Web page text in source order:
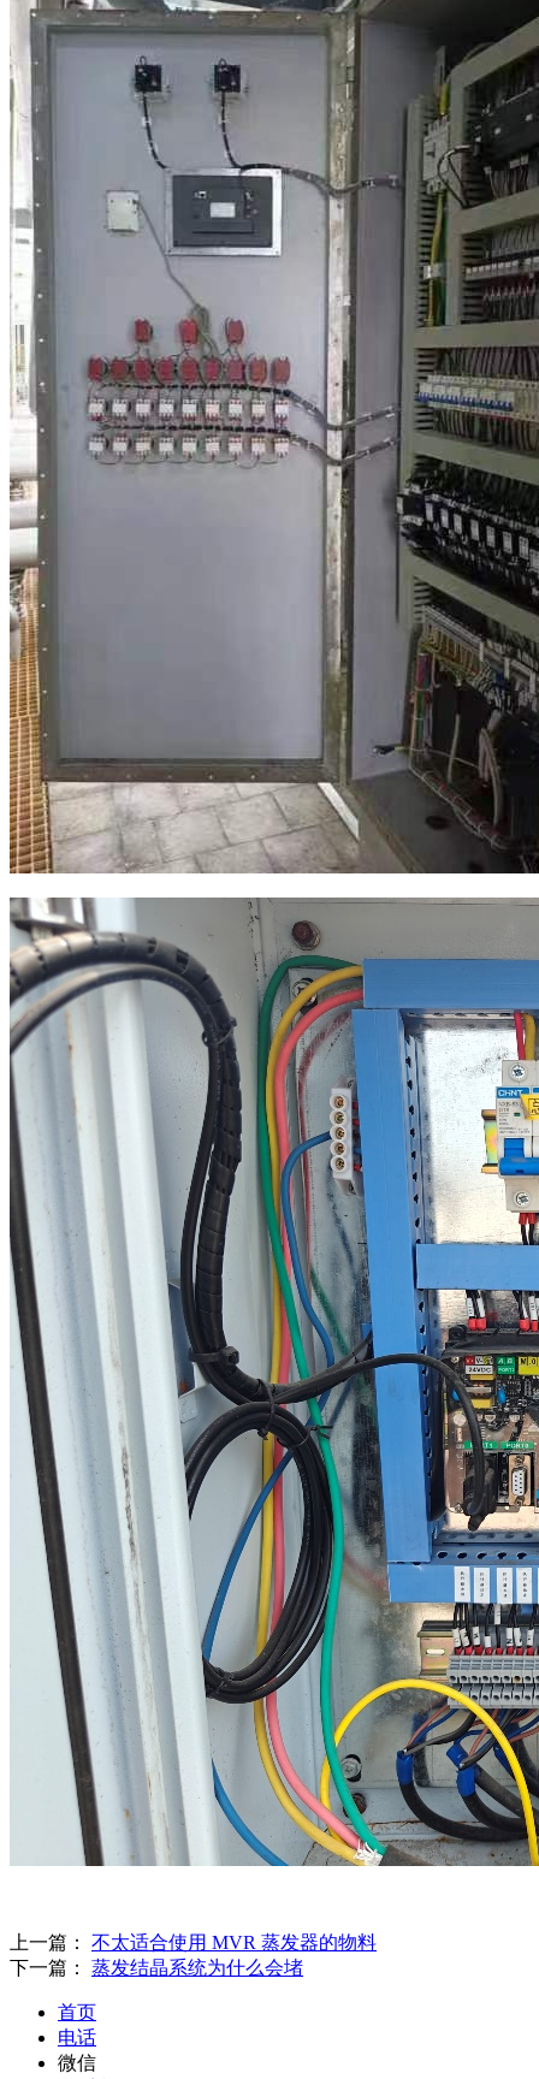
上一篇： 不太适合使用 MVR 蒸发器的物料
下一篇： 蒸发结晶系统为什么会堵
首页
电话
微信